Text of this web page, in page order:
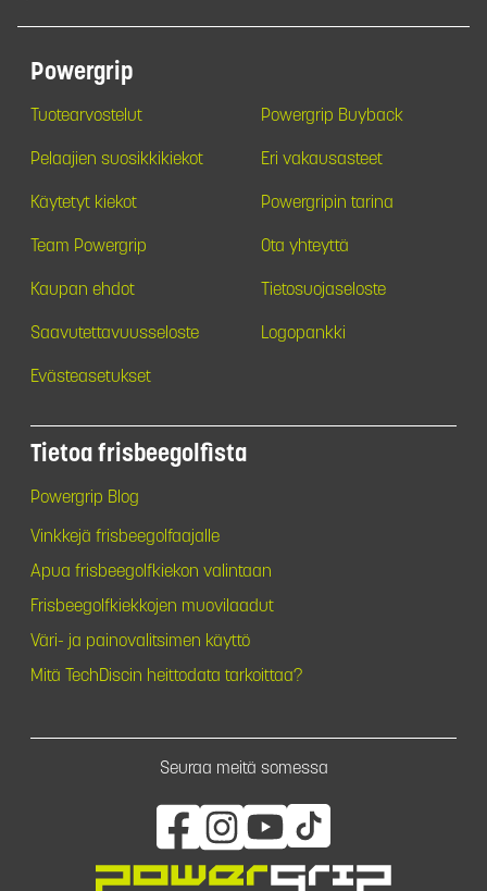
Powergrip
Tuotearvostelut Powergrip Buyback
Pelaajien suosikkikiekot Eri vakausasteet
Käytetyt kiekot Powergripin tarina
Team Powergrip Ota yhteyttä
Kaupan ehdot Tietosuojaseloste
Saavutettavuusseloste Logopankki
Evästeasetukset
Tietoa frisbeegolfista
Powergrip Blog
Vinkkejä frisbeegolfaajalle
Apua frisbeegolfkiekon valintaan
Frisbeegolfkiekkojen muovilaadut
Väri- ja painovalitsimen käyttö
Mitä TechDiscin heittodata tarkoittaa?
Seuraa meitä somessa